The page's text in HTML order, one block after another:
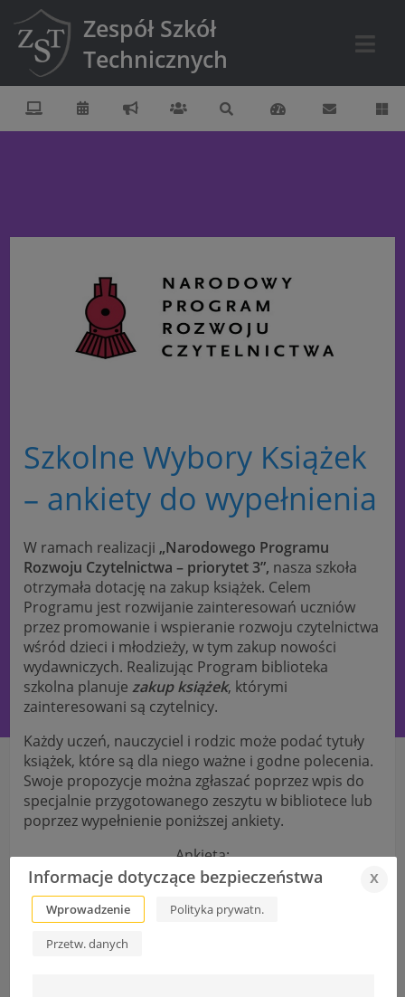
Zespół Szkół
Technicznych
Szkolne Wybory Książek
– ankiety do wypełnienia
W ramach realizacji „Narodowego Programu
Rozwoju Czytelnictwa – priorytet 3”, nasza szkoła
otrzymała dotację na zakup książek. Celem
Programu jest rozwijanie zainteresowań uczniów
przez promowanie i wspieranie rozwoju czytelnictwa
wśród dzieci i młodzieży, w tymzakup nowości
wydawniczych. Realizując Program biblioteka
szkolna planujezakup książek, którymi
zainteresowani są czytelnicy.
Każdy uczeń, nauczyciel i rodzic może podać tytuły
książek, które są dla niego ważne i godne polecenia.
Swoje propozycje można zgłaszać poprzez wpis do
specjalnie przygotowanego zeszytu w bibliotece lub
poprzez wypełnienie poniższej ankiety.
Ankieta:
Dla uczniów
Dla rodziców
Dla nauczycieli
Informacje dotyczące bezpieczeństwa x
Wprowadzenie Polityka prywatn.
Przetw. danych